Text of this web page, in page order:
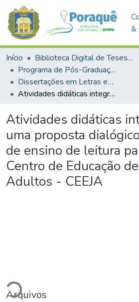
&
Início
Biblioteca Digital de Teses e Dissertações (BDTD)
Programa de Pós-Graduação em Mestrado Profissional em Letras em Rede Nacional (PROFLETRAS)
Dissertações em Letras em Rede Nacional (Mestrado Profissional)
Atividades didáticas integradas: uma proposta dialógico-discursiva de ensino de leitura para alunos do Centro de Educação de Jovens e Adultos - CEEJA
Atividades didáticas
uma proposta
de ensino de leitura
Centro de Educação
Adultos - CEEJA
Carregando...
Arquivos